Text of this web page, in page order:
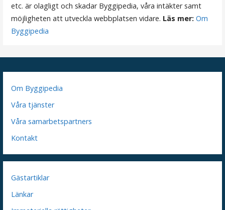
etc. är olagligt och skadar Byggipedia, våra intäkter samt
möjligheten att utveckla webbplatsen vidare. Läs mer: Om
Byggipedia
Om Byggipedia
Våra tjänster
Våra samarbetspartners
Kontakt
Gästartiklar
Länkar